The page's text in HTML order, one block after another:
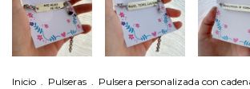
Inicio . Pulseras . Pulsera personalizada con